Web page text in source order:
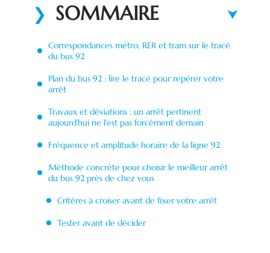
SOMMAIRE
Correspondances métro, RER et tram sur le tracé
du bus 92
Plan du bus 92 : lire le tracé pour repérer votre
arrêt
Travaux et déviations : un arrêt pertinent
aujourd’hui ne l’est pas forcément demain
Fréquence et amplitude horaire de la ligne 92
Méthode concrète pour choisir le meilleur arrêt
du bus 92 près de chez vous
Critères à croiser avant de fixer votre arrêt
Tester avant de décider